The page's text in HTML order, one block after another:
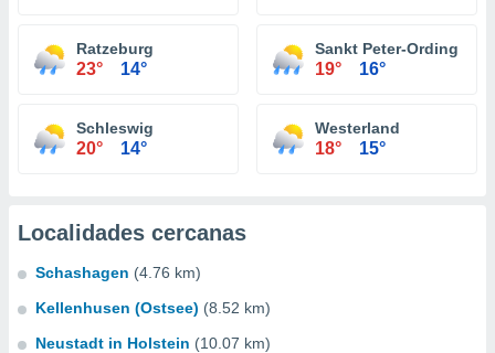
Ratzeburg
23° 14°
Sankt Peter-Ording
19° 16°
Schleswig
20° 14°
Westerland
18° 15°
Localidades cercanas
Schashagen (4.76 km)
Kellenhusen (Ostsee) (8.52 km)
Neustadt in Holstein (10.07 km)